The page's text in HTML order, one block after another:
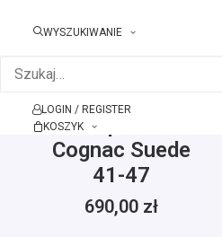
WYSZUKIWANIE
LOGIN / REGISTER
KOSZYKTreeps Low
Cognac Suede
41-47
690,00 zł